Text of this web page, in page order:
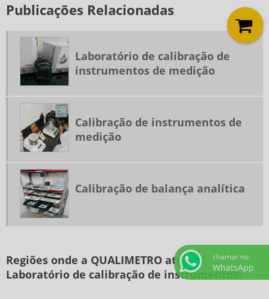
CALIBRAÇÃO DE PHMETRO DE BANCADA
CALIBRAÇÃO DE PLASTÔMETRO
CALIBRAÇÃO DE PRESSOSTATO
CALIBRAÇÃO DE TERMOHIGRÔMETRO
CALIBRAÇÃO DE TERMOHIGRÔMETRO SP
CALIBRAÇÃO DE TERMÔMETRO
CALIBRAÇÃO DE TORQUÍMETRO
CALIBRAÇÃO DE VISCOSÍMETRO
CALIBRAÇÃO TERMÔMETRO INFRAVERMELHO
EMPRESA DE CALIBRAÇÃO DE INSTRUMENTOS
LABORATÓRIO DE CALIBRAÇÃO DE INSTRUMENTOS
LABORATÓRIO DE CALIBRAÇÃO DE INSTRUMENTOS DE MEDIÇÃO
Publicações Relacionadas
Laboratório de calibração de
instrumentos de medição
Calibração de instrumentos de
medição
Calibração de balança analítica
Regiões onde a QUALIMETRO atende
Laboratório de calibração de instrumentos:
chamar no
WhatsApp